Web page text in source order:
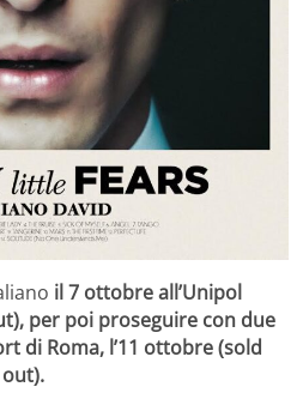
il 7 ottobre all’Unipol
), per poi proseguire con due
di Roma, l’11 ottobre (sold
out).